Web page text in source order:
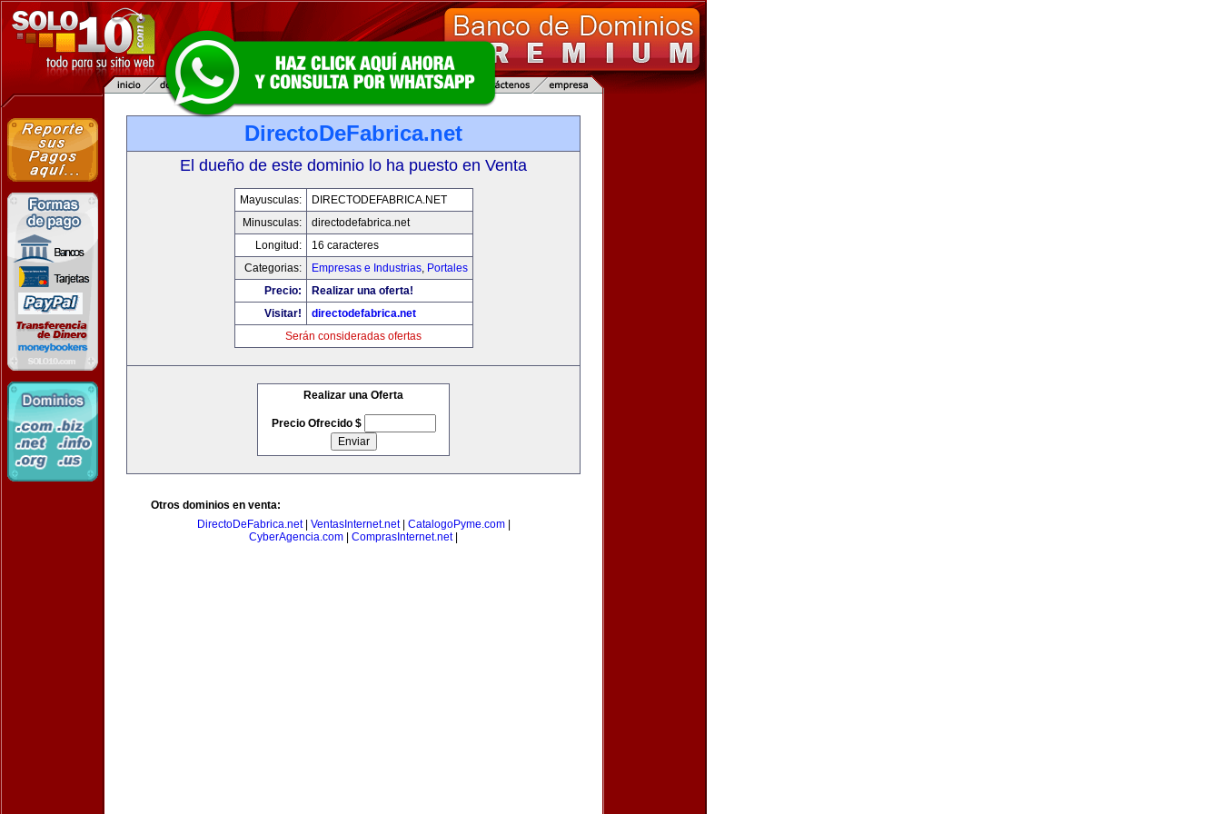
DirectoDeFabrica.net
El dueño de este dominio lo ha puesto en Venta
Mayusculas:
DIRECTODEFABRICA.NET
Minusculas:
directodefabrica.net
Longitud:
16 caracteres
Categorias:
Empresas e Industrias, Portales
Precio:
Realizar una oferta!
Visitar!
directodefabrica.net
Serán consideradas ofertas
Realizar una Oferta
Precio Ofrecido $
Otros dominios en venta:
DirectoDeFabrica.net| VentasInternet.net| CatalogoPyme.com|
CyberAgencia.com
ComprasInternet.net|